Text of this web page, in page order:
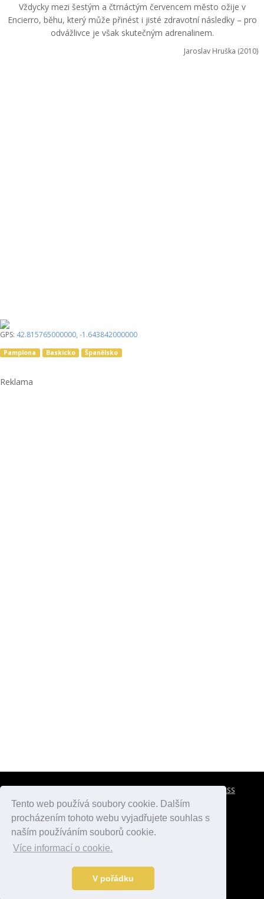
Tento web používá soubory cookie. Dalším
procházením tohoto webu vyjadřujete souhlas s
naším používáním souborů cookie.
Více informací o cookie.
V pořádku
Vždycky mezi šestým a čtrnáctým červencem město ožije v
Encierro, běhu, který může přinést i jisté zdravotní následky – pro
odvážlivce je však skutečným adrenalinem.
Jaroslav Hruška (2010)
GPS: 42.815765000000, -1.643842000000
Pamplona Baskicko Španělsko
Reklama
RSS
atlaspamatek.info
Data o počasí jsou přebírána z
Kontakt:mail@desperado.cz